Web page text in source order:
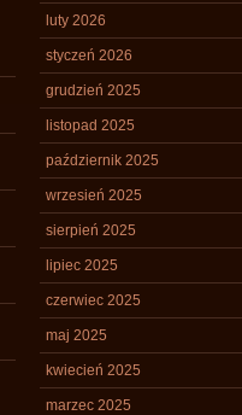
luty 2026
styczeń 2026
grudzień 2025
listopad 2025
październik 2025
wrzesień 2025
sierpień 2025
lipiec 2025
czerwiec 2025
maj 2025
kwiecień 2025
marzec 2025